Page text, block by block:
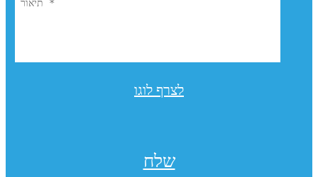
לצרף לוגו
שלח